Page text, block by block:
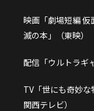
映画「劇場短編 仮
滅の本」（東映）
配信「ウルトラギ
TV「世にも奇妙
関西テレビ）